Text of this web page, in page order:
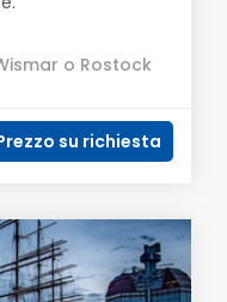
o Rostock
su richiesta